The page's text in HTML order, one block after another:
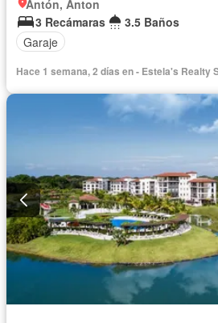
Antón, Anton
3 Recámaras
3.5 Baños
Garaje
Hace 1 semana, 2 días en - Estela's Realty